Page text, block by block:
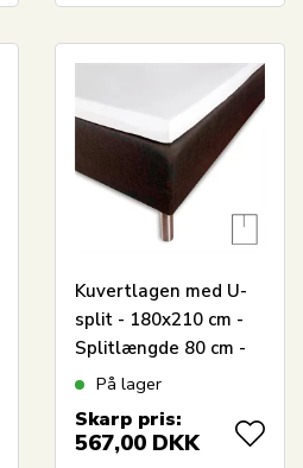
Kuvertlagen med U-
split - 180x210 cm -
Splitlængde 80 cm -
Hvid - 100%
Cotton
På lager
Skarp pris:
567,00 DKK